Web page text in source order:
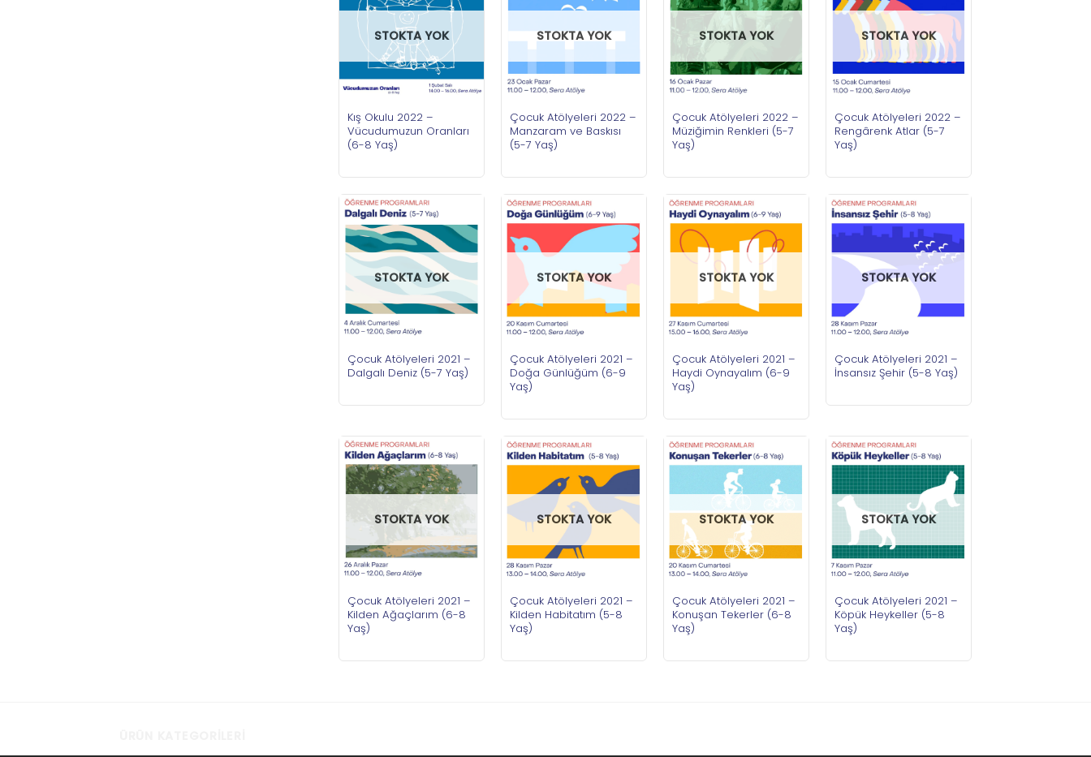
STOKTA YOK
Kış Okulu 2022 –
Vücudumuzun Oranları
(6-8 Yaş)
STOKTA YOK
Çocuk Atölyeleri 2022 –
Manzaram ve Baskısı
(5-7 Yaş)
STOKTA YOK
Çocuk Atölyeleri 2022 –
Müziğimin Renkleri (5-7
Yaş)
STOKTA YOK
Çocuk Atölyeleri 2022 –
Rengârenk Atlar (5-7
Yaş)
STOKTA YOK
Çocuk Atölyeleri 2021 –
Dalgalı Deniz (5-7 Yaş)
STOKTA YOK
Çocuk Atölyeleri 2021 –
Doğa Günlüğüm (6-9
Yaş)
STOKTA YOK
Çocuk Atölyeleri 2021 –
Haydi Oynayalım (6-9
Yaş)
STOKTA YOK
Çocuk Atölyeleri 2021 –
İnsansız Şehir (5-8 Yaş)
STOKTA YOK
Çocuk Atölyeleri 2021 –
Kilden Ağaçlarım (6-8
Yaş)
STOKTA YOK
Çocuk Atölyeleri 2021 –
Kilden Habitatım (5-8
Yaş)
STOKTA YOK
Çocuk Atölyeleri 2021 –
Konuşan Tekerler (6-8
Yaş)
STOKTA YOK
Çocuk Atölyeleri 2021 –
Köpük Heykeller (5-8
Yaş)